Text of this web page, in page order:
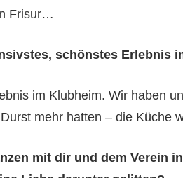
Frisur…
schönstes Erlebnis
im Klubheim. Wir haben
mehr hatten – die Küche
mit dir und dem Verein